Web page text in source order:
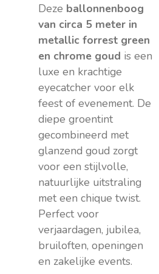
Deze ballonnenboog
van circa 5 meter in
metallic forrest green
en chrome goud is een
luxe en krachtige
eyecatcher voor elk
feest of evenement. De
diepe groentint
gecombineerd met
glanzend goud zorgt
voor een stijlvolle,
natuurlijke uitstraling
met een chique twist.
Perfect voor
verjaardagen, jubilea,
bruiloften, openingen
en zakelijke events.